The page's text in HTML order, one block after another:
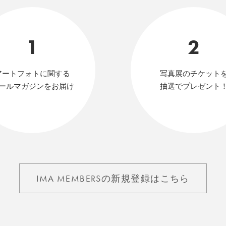
1
ートフォトに関する
ルマガジンをお届け
2
写真展のチケット
抽選でプレゼント
IMA MEMBERSの新規登録はこちら